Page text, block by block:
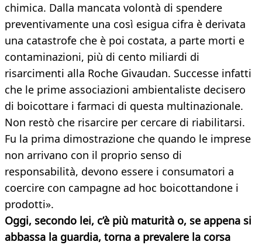
chimica. Dalla mancata volontà di spendere
preventivamente una così esigua cifra è derivata
una catastrofe che è poi costata, a parte morti e
contaminazioni, più di cento miliardi di
risarcimenti alla Roche Givaudan. Successe infatti
che le prime associazioni ambientaliste decisero
di boicottare i farmaci di questa multinazionale.
Non restò che risarcire per cercare di riabilitarsi.
Fu la prima dimostrazione che quando le imprese
non arrivano con il proprio senso di
responsabilità, devono essere i consumatori a
coercire con campagne ad hoc boicottandone i
prodotti».
Oggi, secondo lei, c’è più maturità o, se appena si
abbassa la guardia, torna a prevalere la corsa